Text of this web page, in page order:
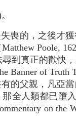
喪的，之後才
Poole,
到真正的歡快
Banner of Truth
的父親，凡亞
全人類都已墮
on the